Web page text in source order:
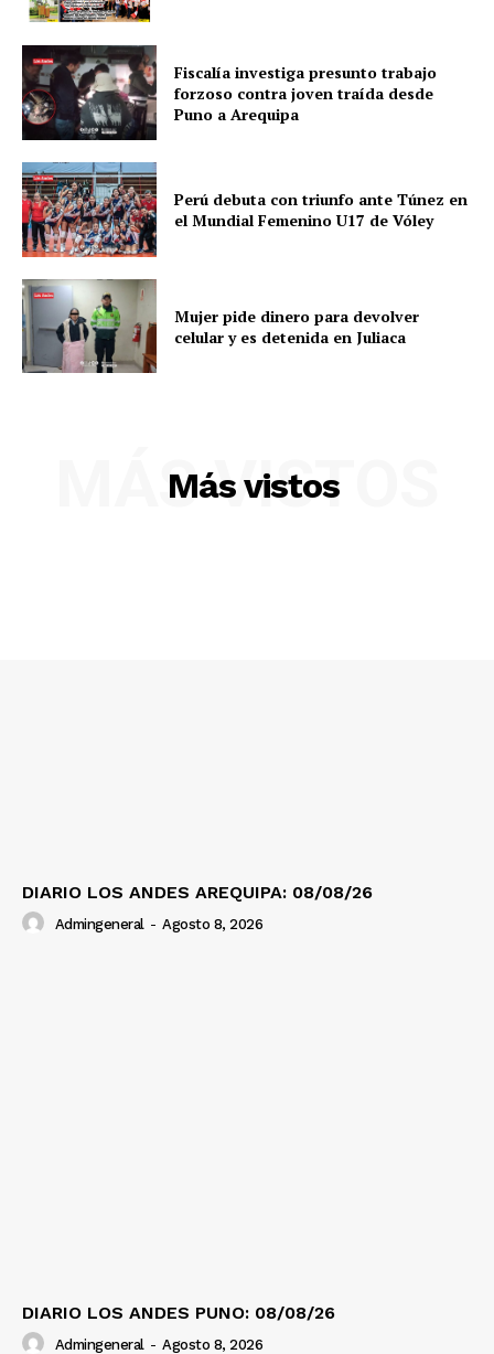
SUSCRIBETE
Diario los Andes
Contacto
Prensa
Fiscalía investiga presunto trabajo
forzoso contra joven traída desde
Puno a Arequipa
Perú debuta con triunfo ante Túnez en
el Mundial Femenino U17 de Vóley
Mujer pide dinero para devolver
celular y es detenida en Juliaca
Más vistos
MÁS VISTOS
DIARIO LOS ANDES AREQUIPA: 08/08/26
Admingeneral - Agosto 8, 2026
DIARIO LOS ANDES PUNO: 08/08/26
Admingeneral - Agosto 8, 2026